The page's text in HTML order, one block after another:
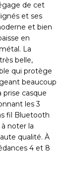
de cet
et ses
et bien
en
La
belle,
qui protège
beaucoup
prise casque
les 3
fil Bluetooth
noter la
qualité. À
4 et 8